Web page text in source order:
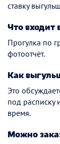
ставку
Что входит
Прогулка по
фотоотчёт.
Как
Это
под расписку
время.
Можно